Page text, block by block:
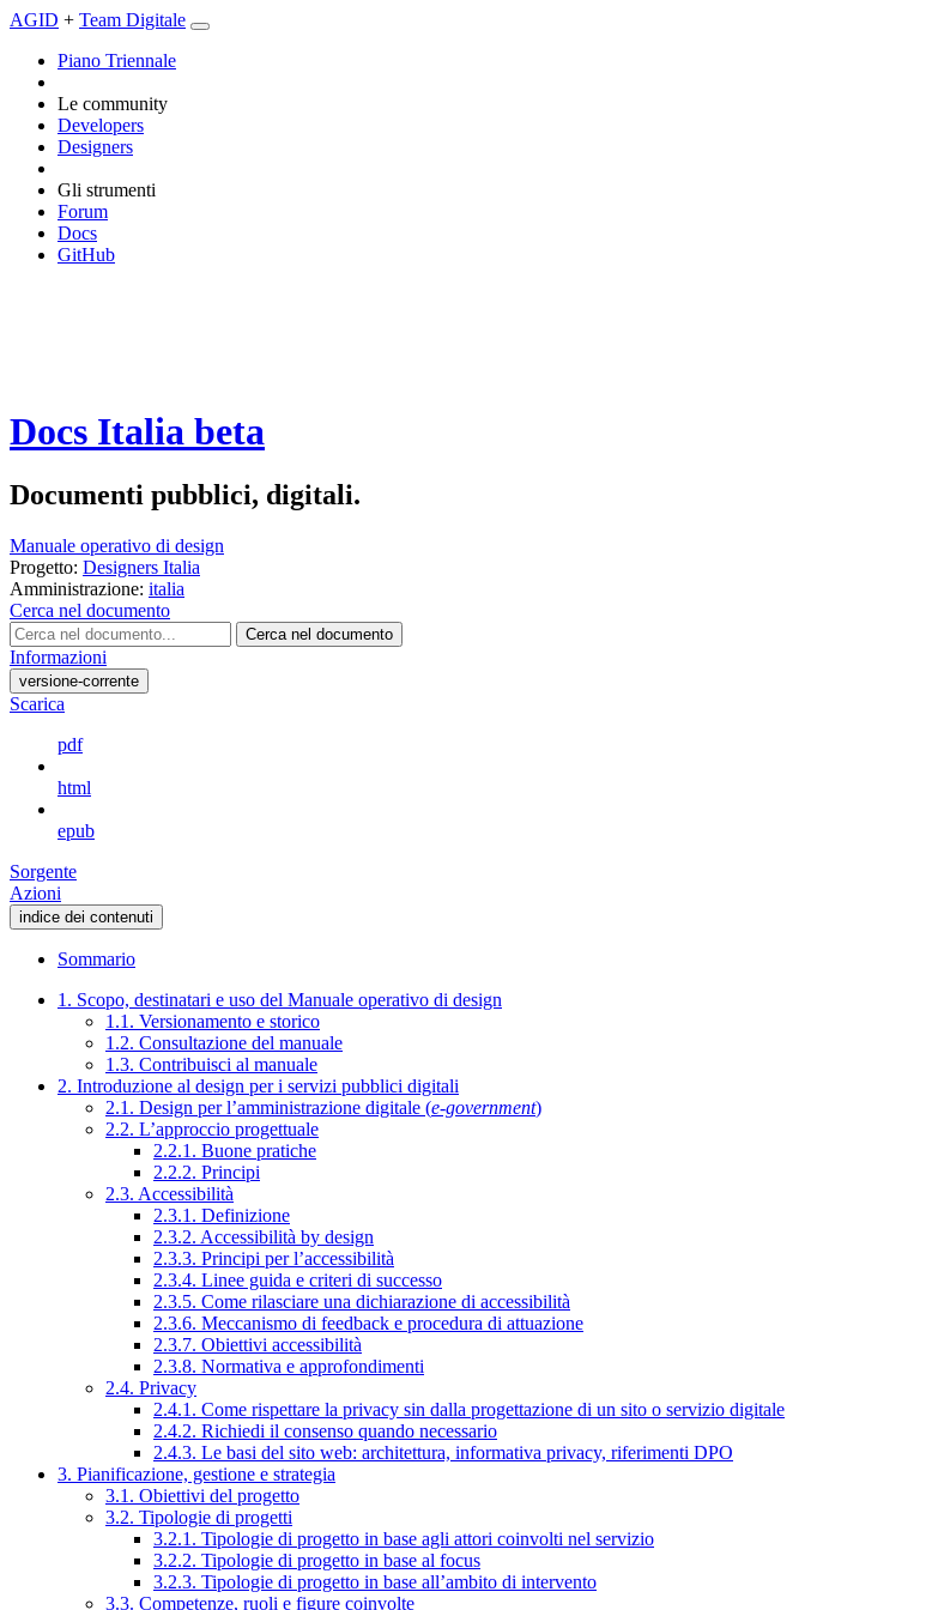
AGID + Team Digitale
Piano Triennale
Le community
Developers
Designers
Gli strumenti
Forum
Docs
GitHub
Docs Italia beta
Documenti pubblici, digitali.
Manuale operativo di design
Progetto: Designers Italia
Amministrazione: italia
Cerca nel documento
Cerca nel documento
Informazioni
versione-corrente
Scarica
pdf
html
epub
Sorgente
Azioni
indice dei contenuti
Sommario
1. Scopo, destinatari e uso del Manuale operativo di design
1.1. Versionamento e storico
1.2. Consultazione del manuale
1.3. Contribuisci al manuale
2. Introduzione al design per i servizi pubblici digitali
2.1. Design per l’amministrazione digitale (e-government)
2.2. L’approccio progettuale
2.2.1. Buone pratiche
2.2.2. Principi
2.3. Accessibilità
2.3.1. Definizione
2.3.2. Accessibilità by design
2.3.3. Principi per l’accessibilità
2.3.4. Linee guida e criteri di successo
2.3.5. Come rilasciare una dichiarazione di accessibilità
2.3.6. Meccanismo di feedback e procedura di attuazione
2.3.7. Obiettivi accessibilità
2.3.8. Normativa e approfondimenti
2.4. Privacy
2.4.1. Come rispettare la privacy sin dalla progettazione di un sito o servizio digitale
2.4.2. Richiedi il consenso quando necessario
2.4.3. Le basi del sito web: architettura, informativa privacy, riferimenti DPO
3. Pianificazione, gestione e strategia
3.1. Obiettivi del progetto
3.2. Tipologie di progetti
3.2.1. Tipologie di progetto in base agli attori coinvolti nel servizio
3.2.2. Tipologie di progetto in base al focus
3.2.3. Tipologie di progetto in base all’ambito di intervento
3.3. Competenze, ruoli e figure coinvolte